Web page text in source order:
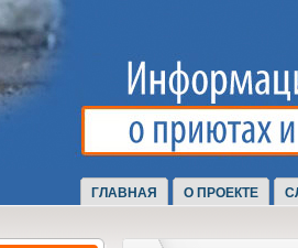
ГЛАВНАЯ О ПРОЕКТЕ